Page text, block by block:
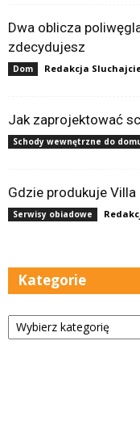
Dwa oblicza
zdecydujesz
Dom Redakcja
Jak zaprojektować
Schody wewnętrzne do
Gdzie produkuje Villa
Serwisy obiadowe
Kategorie
Kategorie